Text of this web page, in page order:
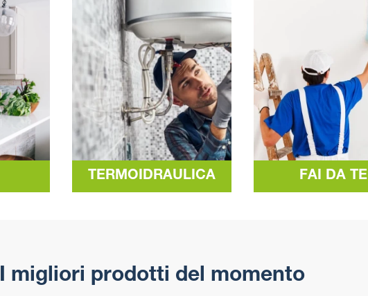
TERMOIDRAULICA FAI DA TE
I migliori prodotti del momento